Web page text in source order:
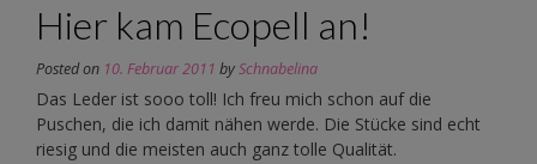
Hier kam Ecopell an!
Posted on 10. Februar 2011 bySchnabelina
Das Leder ist sooo toll! Ich freu mich schon auf die
Puschen, die ich damit nähen werde. Die Stücke sind echt
riesig und die meisten auch ganz tolle Qualität.